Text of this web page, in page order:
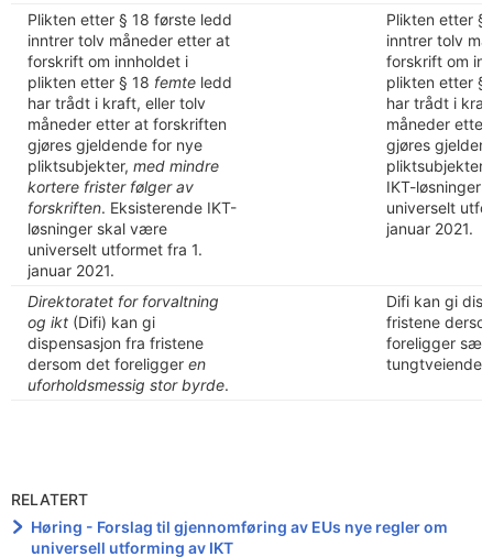
Plikten etter § 18 første ledd
inntrer tolv måneder etter at
forskrift om innholdet i
plikten etter § 18 femte ledd
har trådt i kraft, eller tolv
måneder etter at forskriften
gjøres gjeldende for nye
pliktsubjekter, med mindre
kortere frister følger av
forskriften. Eksisterende IKT-
løsninger skal være
universelt utformet fra 1.
januar 2021.
Plikten etter §
inntrer tolv
forskrift om
plikten etter §
har trådt i
måneder
gjøres
pliktsubjekter.
IKT-løsninger
universelt
januar 2021.
Direktoratet for forvaltning
og ikt (Difi) kan gi
dispensasjon fra fristene
dersom det foreligger en
uforholdsmessig stor byrde.
Difi kan gi
fristene
foreligger
tungtveiende
RELATERT
Høring - Forslag til gjennomføring av EUs nye regler om
universell utforming av IKT